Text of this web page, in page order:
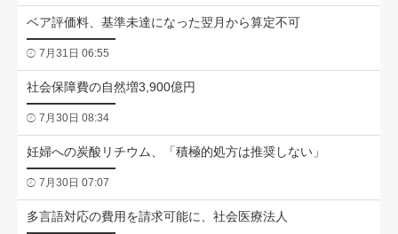
ベア評価料、基準未達になった翌月から算定不可
7月31日 06:55
社会保障費の自然増3,900億円
7月30日 08:34
妊婦への炭酸リチウム、「積極的処方は推奨しない」
7月30日 07:07
多言語対応の費用を請求可能に、社会医療法人